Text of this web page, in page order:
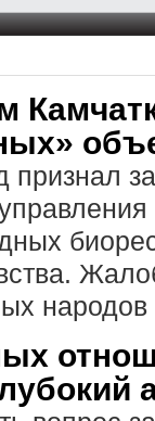
признал
народов